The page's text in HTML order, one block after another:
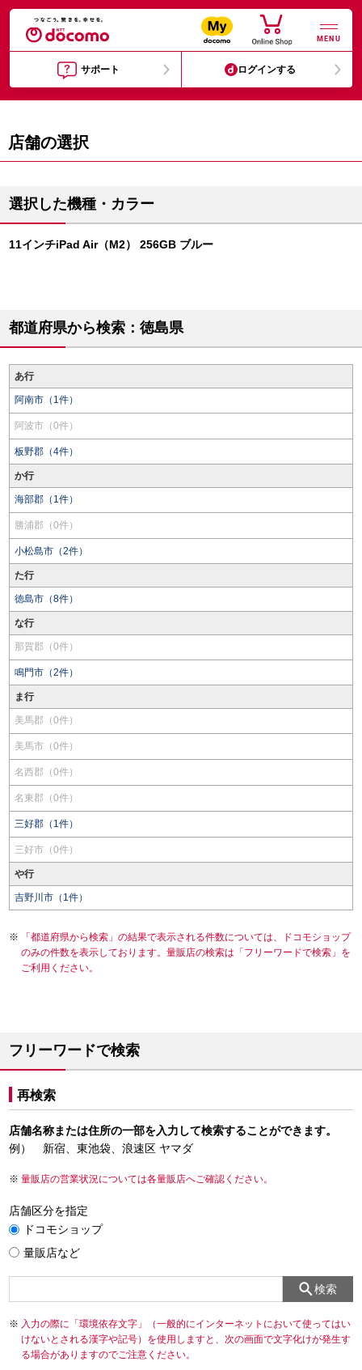
MENU
サポート ログインする
店舗の選択
選択した機種・カラー
11インチiPad Air（M2） 256GB ブルー
都道府県から検索：徳島県
あ行
阿南市（1件）
阿波市（0件）
板野郡（4件）
か行
海部郡（1件）
勝浦郡（0件）
小松島市（2件）
た行
徳島市（8件）
な行
那賀郡（0件）
鳴門市（2件）
ま行
美馬郡（0件）
美馬市（0件）
名西郡（0件）
名東郡（0件）
三好郡（1件）
三好市（0件）
や行
吉野川市（1件）
「都道府県から検索」の結果で表示される件数については、ドコモショップ
のみの件数を表示しております。量販店の検索は「フリーワードで検索」を
ご利用ください。
フリーワードで検索
再検索
店舗名称または住所の一部を入力して検索することができます。
例） 新宿、東池袋、浪速区 ヤマダ
量販店の営業状況については各量販店へご確認ください。
店舗区分を指定
ドコモショップ
量販店など
検索
入力の際に「環境依存文字」（一般的にインターネットにおいて使ってはい
けないとされる漢字や記号）を使用しますと、次の画面で文字化けが発生す
る場合がありますのでご注意ください。